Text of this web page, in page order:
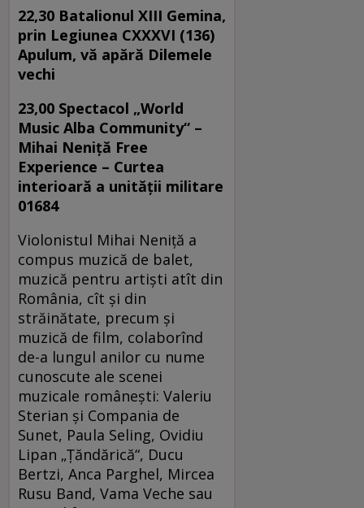
22,30 Batalionul XIII Gemina,
prin Legiunea CXXXVI (136)
Apulum, vă apără Dilemele
vechi
23,00 Spectacol „World
Music Alba Community“ –
Mihai Neniță Free
Experience – Curtea
interioară a unității militare
01684
Violonistul Mihai Neniţă a
compus muzică de balet,
muzică pentru artişti atît din
România, cît şi din
străinătate, precum şi
muzică de film, colaborînd
de-a lungul anilor cu nume
cunoscute ale scenei
muzicale româneşti: Valeriu
Sterian şi Compania de
Sunet, Paula Seling, Ovidiu
Lipan „Ţăndărică“, Ducu
Bertzi, Anca Parghel, Mircea
Rusu Band, Vama Veche sau